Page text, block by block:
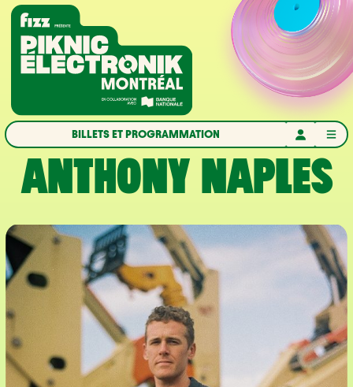
Aller à la navigation
Aller au contenu
Accueil
BILLETS ET PROGRAMMATION
ANTHONY NAPLES